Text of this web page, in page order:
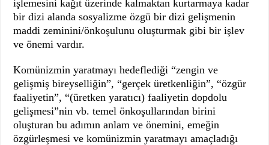
işlemesini kağıt üzerinde kalmaktan kurtarmaya kadar
bir dizi alanda sosyalizme özgü bir dizi gelişmenin
maddi zeminini/önkoşulunu oluşturmak gibi bir işlev
ve önemi vardır.
Komünizmin yaratmayı hedeflediği “zengin ve
gelişmiş bireyselliğin”, “gerçek üretkenliğin”, “özgür
faaliyetin”, “(üretken yaratıcı) faaliyetin dopdolu
gelişmesi”nin vb. temel önkoşullarından birini
oluşturan bu adımın anlam ve önemini, emeğin
özgürleşmesi ve komünizmin yaratmayı amaçladığı